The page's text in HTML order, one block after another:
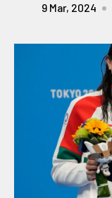
9 Mar, 2024